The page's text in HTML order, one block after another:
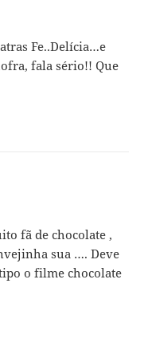
Fe..Delícia…e
fala sério!! Que
fã de chocolate ,
sua …. Deve
o filme chocolate